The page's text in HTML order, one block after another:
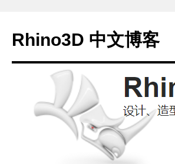
Rhino3D 中文博客